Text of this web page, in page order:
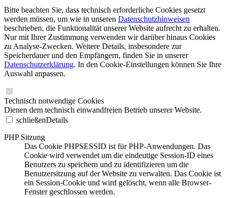
Bitte beachten Sie, dass technisch erforderliche Cookies gesetzt
werden müssen, um wie in unseren Datenschutzhinweisen
beschrieben, die Funktionalität unserer Website aufrecht zu erhalten.
Nur mit Ihrer Zustimmung verwenden wir darüber hinaus Cookies
zu Analyse-Zwecken. Weitere Details, insbesondere zur
Speicherdauer und den Empfängern, finden Sie in unserer
Datenschutzerklärung. In den Cookie-Einstellungen können Sie Ihre
Auswahl anpassen.
Technisch notwendige Cookies
Dienen dem technisch einwandfreien Betrieb unserer Website.
schließenDetails
PHP Sitzung
Das Cookie PHPSESSID ist für PHP-Anwendungen. Das
Cookie wird verwendet um die eindeutige Session-ID eines
Benutzers zu speichern und zu identifizieren um die
Benutzersitzung auf der Website zu verwalten. Das Cookie ist
ein Session-Cookie und wird gelöscht, wenn alle Browser-
Fenster geschlossen werden.